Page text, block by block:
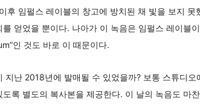
후 임펄스 레이블의 창고에 방치된 채 빛을 보지 못
얻었을 뿐이다. 나아가 이 녹음은 임펄스 레이블
인 것도 바로 이 때문이다.
지난 2018년에 발매될 수 있었을까? 보통 스튜디
록 별도의 복사본을 제공한다. 이 날의 녹음도 마